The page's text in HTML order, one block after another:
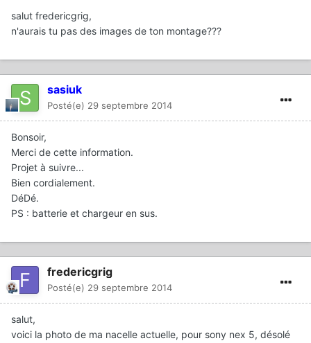
salut fredericgrig,
n'aurais tu pas des images de ton montage???
sasiuk
Posté(e) 29 septembre 2014
Bonsoir,
Merci de cette information.
Projet à suivre...
Bien cordialement.
DéDé.
PS : batterie et chargeur en sus.
fredericgrig
Posté(e) 29 septembre 2014
salut,
voici la photo de ma nacelle actuelle, pour sony nex 5, désolé